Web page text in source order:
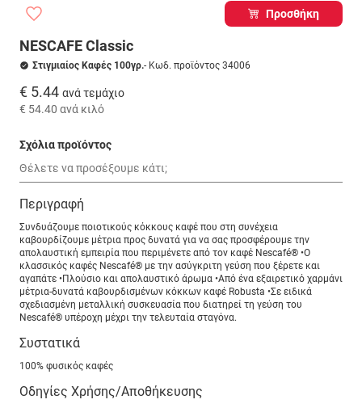
Προσθήκη
NESCAFE Classic
Στιγμιαίος Καφές 100γρ.- Κωδ. προϊόντος 34006
€ 5.44 ανά τεμάχιο
€ 54.40 ανά κιλό
Σχόλια προϊόντος
Περιγραφή
Συνδυάζουμε ποιοτικούς κόκκους καφέ που στη συνέχεια
καβουρδίζουμε μέτρια προς δυνατά για να σας προσφέρουμε την
απολαυστική εμπειρία που περιμένετε από τον καφέ Nescafé® •Ο
κλασσικός καφές Nescafé® με την ασύγκριτη γεύση που ξέρετε και
αγαπάτε •Πλούσιο και απολαυστικό άρωμα •Από ένα εξαιρετικό χαρμάνι
μέτρια-δυνατά καβουρδισμένων κόκκων καφέ Robusta •Σε ειδικά
σχεδιασμένη μεταλλική συσκευασία που διατηρεί τη γεύση του
Nescafé® υπέροχη μέχρι την τελευταία σταγόνα.
Συστατικά
100% φυσικός καφές
Οδηγίες Χρήσης/Αποθήκευσης